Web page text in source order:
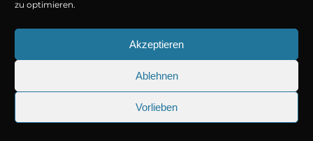
zu optimieren.
Akzeptieren
Ablehnen
Vorlieben
Hörspiel von Marc Gruppe nach Sir Arthur Conan Doyle
2 CDs ca. 129 Minuten
Jetzt kaufen oder streamen
© Copyright 2026Titania Medien GmbH.